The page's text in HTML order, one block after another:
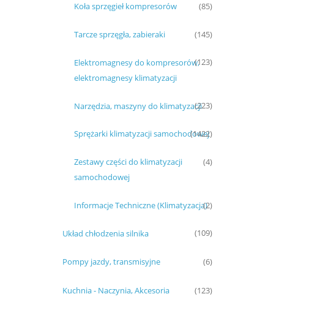
Koła sprzęgieł kompresorów (85)
Tarcze sprzęgła, zabieraki (145)
Elektromagnesy do kompresorów,
elektromagnesy klimatyzacji
(123)
Narzędzia, maszyny do klimatyzacji(223)
Sprężarki klimatyzacji samochodowej
(1422)
Zestawy części do klimatyzacji
samochodowej
(4)
Informacje Techniczne (Klimatyzacja)(2)
Układ chłodzenia silnika (109)
Pompy jazdy, transmisyjne (6)
Kuchnia - Naczynia, Akcesoria (123)